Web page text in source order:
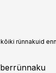
rünnakuid